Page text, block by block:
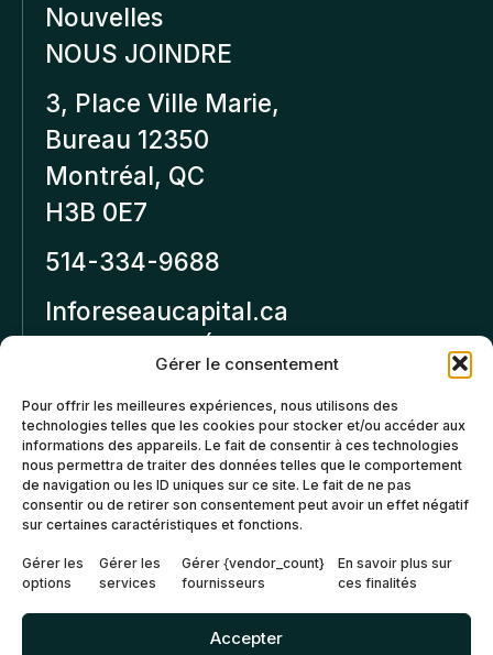
Gérer le consentement
Pour offrir les meilleures expériences, nous utilisons des
technologies telles que les cookies pour stocker et/ou accéder aux
informations des appareils. Le fait de consentir à ces technologies
nous permettra de traiter des données telles que le comportement
de navigation ou les ID uniques sur ce site. Le fait de ne pas
consentir ou de retirer son consentement peut avoir un effet négatif
sur certaines caractéristiques et fonctions.
Gérer les
options
Gérer les
services
Gérer {vendor_count}
fournisseurs
En savoir plus sur
ces finalités
Accepter
Nouvelles
NOUS JOINDRE
3, Place Ville Marie,
Bureau 12350
Montréal, QC
H3B 0E7
514-334-9688
Inforeseaucapital.ca
Politique de
confidentialité
Politiques d’annulation et
de remboursement
Politique de cookies (CA)